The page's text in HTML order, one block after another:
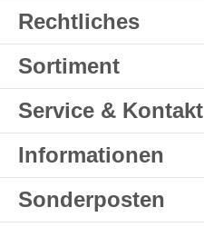
Rechtliches
Sortiment
Service & Kontakt
Informationen
Sonderposten